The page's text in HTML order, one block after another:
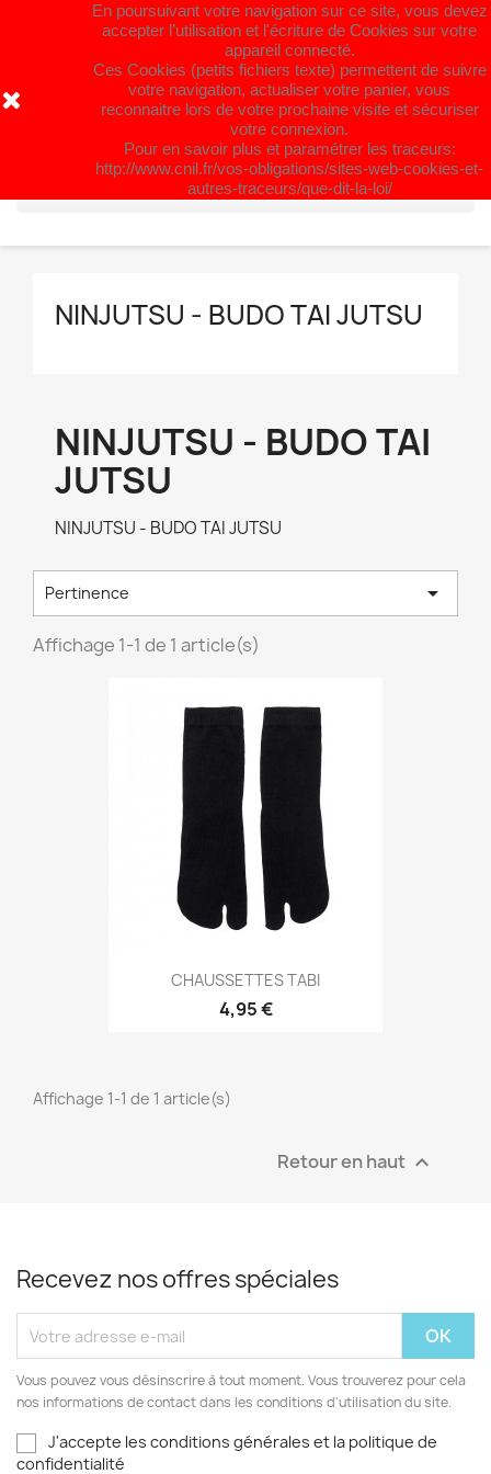
En poursuivant votre navigation sur ce site, vous devez
accepter l’utilisation et l'écriture de Cookies sur votre
appareil connecté.
Ces Cookies (petits fichiers texte) permettent de suivre
votre navigation, actualiser votre panier, vous
reconnaitre lors de votre prochaine visite et sécuriser
votre connexion.
Pour en savoir plus et paramétrer les traceurs:
http://www.cnil.fr/vos-obligations/sites-web-cookies-et-
autres-traceurs/que-dit-la-loi/
Fermeture estivale du 31 juillet au 26
août. Bel été à Tous !
shopping_cart (0)

NINJUTSU - BUDO TAI JUTSU
NINJUTSU - BUDO TAI
JUTSU
NINJUTSU - BUDO TAI JUTSU
Pertinence 
Affichage 1-1 de 1 article(s)
Aperçu rapide
CHAUSSETTES TABI
4,95 €
Affichage 1-1 de 1 article(s)
Retour en haut 
Recevez nos offres spéciales
Vous pouvez vous désinscrire à tout moment. Vous trouverez pour cela
nos informations de contact dans les conditions d'utilisation du site.
J'accepte les conditions générales et la politique de
confidentialité